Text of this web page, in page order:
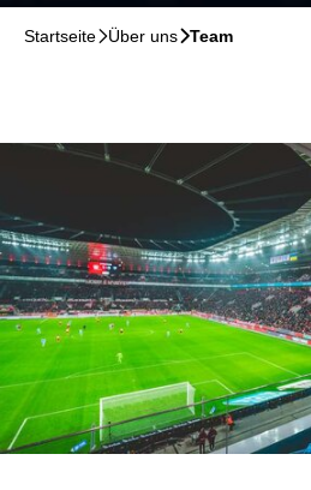
Startseite􀆊Über uns􀆊Team